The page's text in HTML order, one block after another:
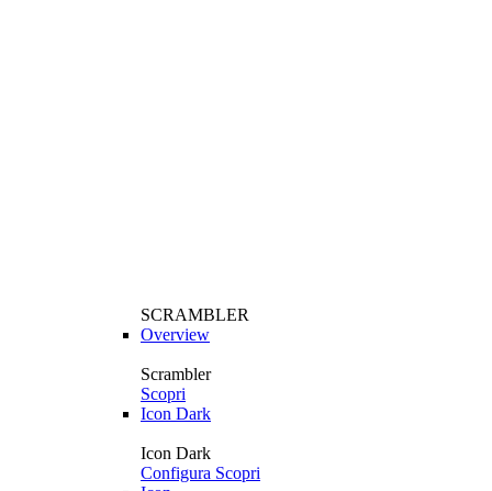
SCRAMBLER
Overview
Scrambler
Scopri
Icon Dark
Icon Dark
Configura Scopri